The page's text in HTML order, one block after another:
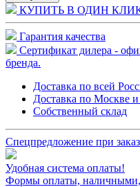
КУПИТЬ В ОДИН
Гарантия качества
Сертификат дилера -
бренда.
Доставка по всей
Доставка по Москве
Собственный склад
Спецпредложение при
Удобная система оплаты!
Формы оплаты, наличными,